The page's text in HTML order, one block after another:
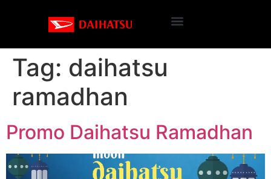
Tag: daihatsu
ramadhan
Promo Daihatsu Ramadhan